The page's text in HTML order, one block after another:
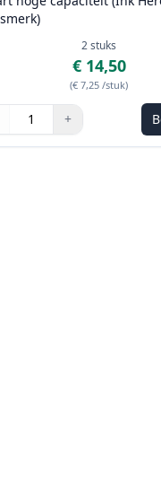
2stuks
€ 14,50
(€ 7,25 /stuk)
de knoppen om aan
+
1